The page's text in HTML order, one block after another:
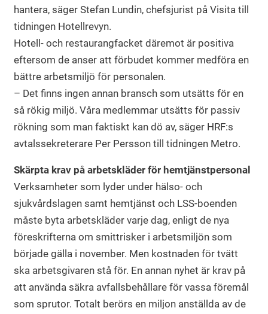
hantera, säger Stefan Lundin, chefsjurist på Visita till
tidningen Hotellrevyn.
Hotell- och restaurangfacket däremot är positiva
eftersom de anser att förbudet kommer medföra en
bättre arbetsmiljö för personalen.
– Det finns ingen annan bransch som utsätts för en
så rökig miljö. Våra medlemmar utsätts för passiv
rökning som man faktiskt kan dö av, säger HRF:s
avtalssekreterare Per Persson till tidningen Metro.
Skärpta krav på arbetskläder för hemtjänstpersonal
Verksamheter som lyder under hälso- och
sjukvårdslagen samt hemtjänst och LSS-boenden
måste byta arbetskläder varje dag, enligt de nya
föreskrifterna om smittrisker i arbetsmiljön som
började gälla i november. Men kostnaden för tvätt
ska arbetsgivaren stå för. En annan nyhet är krav på
att använda säkra avfallsbehållare för vassa föremål
som sprutor. Totalt berörs en miljon anställda av de